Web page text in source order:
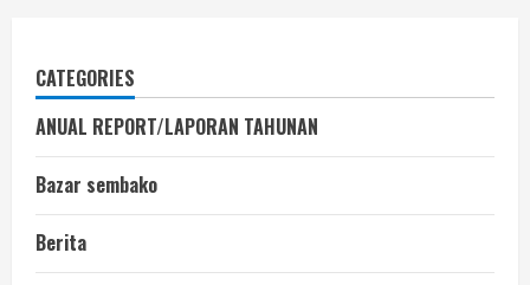
CATEGORIES
ANUAL REPORT/LAPORAN TAHUNAN
Bazar sembako
Berita